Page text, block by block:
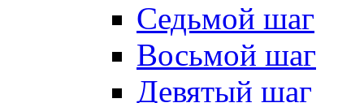
Седьмой шаг
Восьмой шаг
Девятый шаг